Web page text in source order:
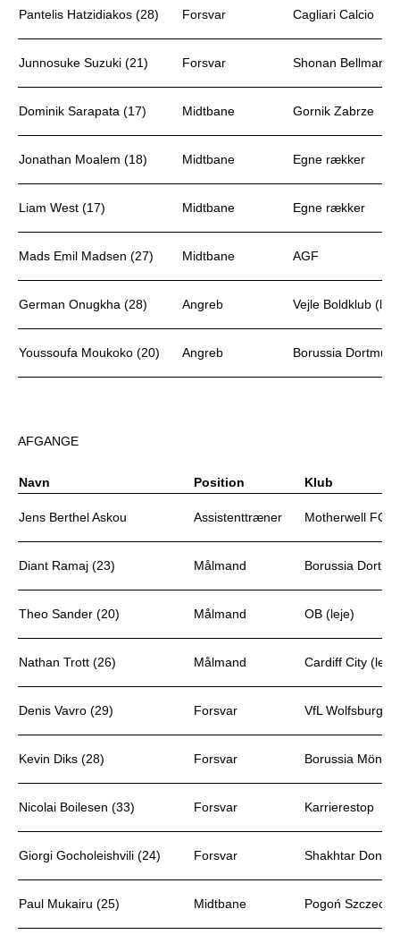
Pantelis Hatzidiakos (28) Forsvar Cagliari Calcio
Junnosuke Suzuki (21) Forsvar Shonan Bellmare
Dominik Sarapata (17) Midtbane Gornik Zabrze
Jonathan Moalem (18) Midtbane Egne rækker
Liam West (17) Midtbane Egne rækker
Mads Emil Madsen (27) Midtbane AGF
German Onugkha (28) Angreb Vejle Boldklub
Youssoufa Moukoko (20) Angreb Borussia
AFGANGE
Navn Position Klub
Jens Berthel Askou Assistenttræner Motherwell FC
Diant Ramaj (23) Målmand Borussia
Theo Sander (20) Målmand OB (leje)
Nathan Trott (26) Målmand Cardiff City (leje)
Denis Vavro (29) Forsvar VfL Wolfsburg
Kevin Diks (28) Forsvar Borussia
Nicolai Boilesen (33) Forsvar Karrierestop
Giorgi Gocholeishvili (24) Forsvar Shakhtar
Paul Mukairu (25) Midtbane Pogoń Szczecin